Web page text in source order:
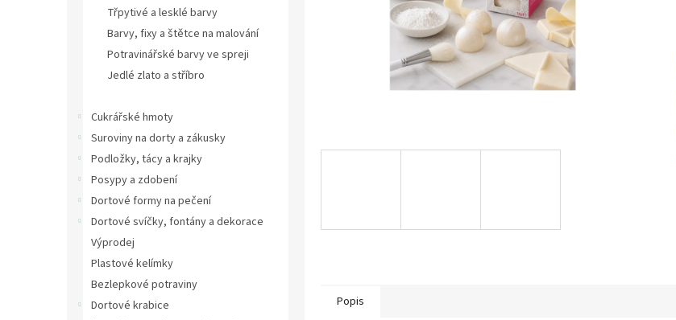
Třpytivé a lesklé barvy
Barvy, fixy a štětce na malování
Potravinářské barvy ve spreji
Jedlé zlato a stříbro
Cukrářské hmoty
Suroviny na dorty a zákusky
Podložky, tácy a krajky
Posypy a zdobení
Dortové formy na pečení
Dortové svíčky, fontány a dekorace
Výprodej
Plastové kelímky
Bezlepkové potraviny
Dortové krabice
Popis